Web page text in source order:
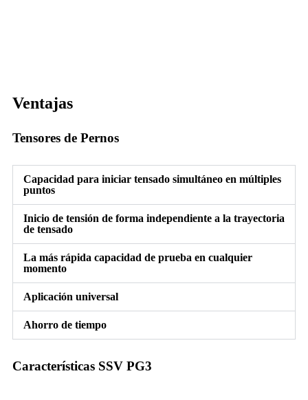
Ventajas
Tensores de Pernos
Capacidad para iniciar tensado simultáneo en múltiples
puntos
Inicio de tensión de forma independiente a la trayectoria
de tensado
La más rápida capacidad de prueba en cualquier
momento
Aplicación universal
Ahorro de tiempo
Características SSV PG3